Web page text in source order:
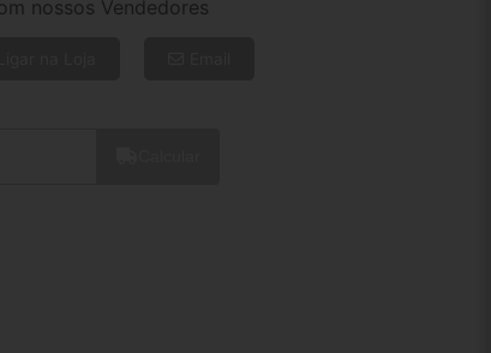
nossos Vendedores